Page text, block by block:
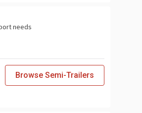
needs
Browse Semi-Trailers